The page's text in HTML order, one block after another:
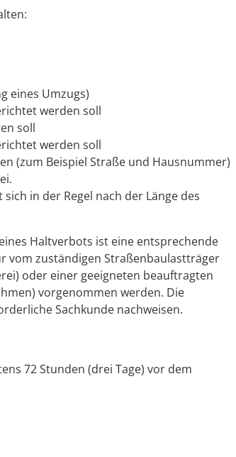
eines Umzugs)
werden soll
soll
werden soll
(zum Beispiel Straße und Hausnummer)
in der Regel nach der Länge des
Haltverbots ist eine entsprechende
vom zuständigen Straßenbaulastträger
oder einer geeigneten beauftragten
vorgenommen werden. Die
Sachkunde nachweisen.
72 Stunden (drei Tage) vor dem